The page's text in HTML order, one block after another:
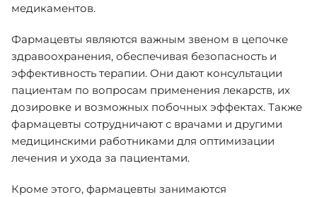
медикаментов.
Фармацевты являются важным звеном в цепочке
здравоохранения, обеспечивая безопасность и
эффективность терапии. Они дают консультации
пациентам по вопросам применения лекарств, их
дозировке и возможных побочных эффектах. Также
фармацевты сотрудничают с врачами и другими
медицинскими работниками для оптимизации
лечения и ухода за пациентами.
Кроме этого, фармацевты занимаются